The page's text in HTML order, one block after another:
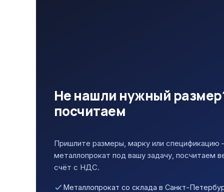
Не нашли нужный
посчитаем
Пришлите размеры, марку или
металлопрокат под вашу задачу, посчитаем
счёт с НДС.
Металлопрокат со склада в Санкт-